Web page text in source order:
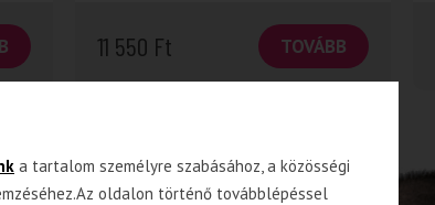
11 550 Ft TOVÁBB
a tartalom személyre szabásához, a közösségi
oldalon történő továbblépéssel